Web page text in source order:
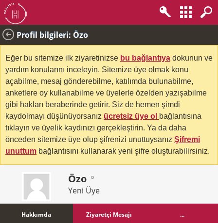
Profil bilgileri: Özo
Eğer bu sitemize ilk ziyaretinizse bu bağlantıya dokunun ve
yardım konularını inceleyin. Sitemize üye olmak konu
açabilme, mesaj gönderebilme, katılımda bulunabilme,
anketlere oy kullanabilme ve üyelerle özelden yazışabilme
gibi hakları beraberinde getirir. Siz de hemen şimdi
kaydolmayı düşünüyorsanız ücretsiz üye ol bağlantısına
tıklayın ve üyelik kaydınızı gerçekleştirin. Ya da daha
önceden sitemize üye olup şifrenizi unuttuysanız Şifremi
unuttum bağlantısını kullanarak yeni şifre oluşturabilirsiniz.
Özo
Yeni Üye
Hakkımda Ziyaretçi Mesajı ...